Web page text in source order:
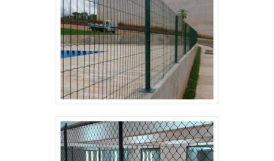
quando buscar por tela de arame galvanizado:
Colaboradores proativos; Profissionais treinados
para atender com rapidez e eficácia; Trabalhadores
de alta qualidade; Escritório de alta qualidade onde
são realizadas as atividades; Tecnologia de ponta;
Equipamentos de última geração. A EMPRESA
ESPECIALISTA DO SEGMENTONa Tecnyl Telas
existem as melhores variedades no segmento
quando o assunto for tela de arame galvanizado. Os
clientes encontram itens como telas para fachada e